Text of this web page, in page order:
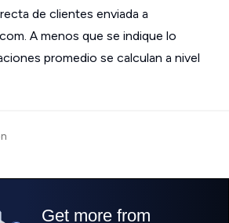
de clientes enviada a
A menos que se indique lo
promedio se calculan a nivel